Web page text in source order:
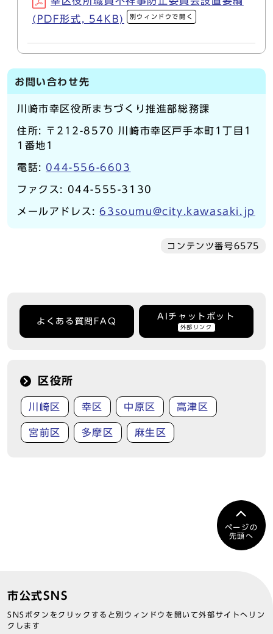
(PDF形式, 54KB)
別ウィンドウで開く
お問い合わせ先
川崎市幸区役所まちづくり推進部総務課
住所: 〒212-8570 川崎市幸区戸手本町1丁目1
1番地1
電話: 044-556-6603
ファクス: 044-555-3130
メールアドレス:63soumu@city.kawasaki.jp
コンテンツ番号6575
よくある質問FAQ
AIチャットボット
外部リンク
区役所
川崎区 幸区 中原区 高津区
宮前区 多摩区 麻生区
ページの
先頭へ
市公式SNS
SNSボタンをクリックすると別ウィンドウを開いて外部サイトへリン
クします